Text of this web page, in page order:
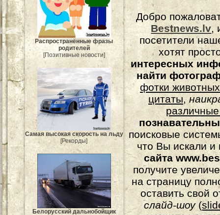
Распространённые фразы
родителей
[Позитивные новости]
Самая высокая скорость на льду
[Рекорды]
Белорусский дальнобойщик
Добро
Bestnews.lv,
посетители
хотят
интересных
найти
фотки животных
цитаты,
поисковые
что Вы искали и
сайта
получите
на страницу
оставить свой
слайд-шоу(